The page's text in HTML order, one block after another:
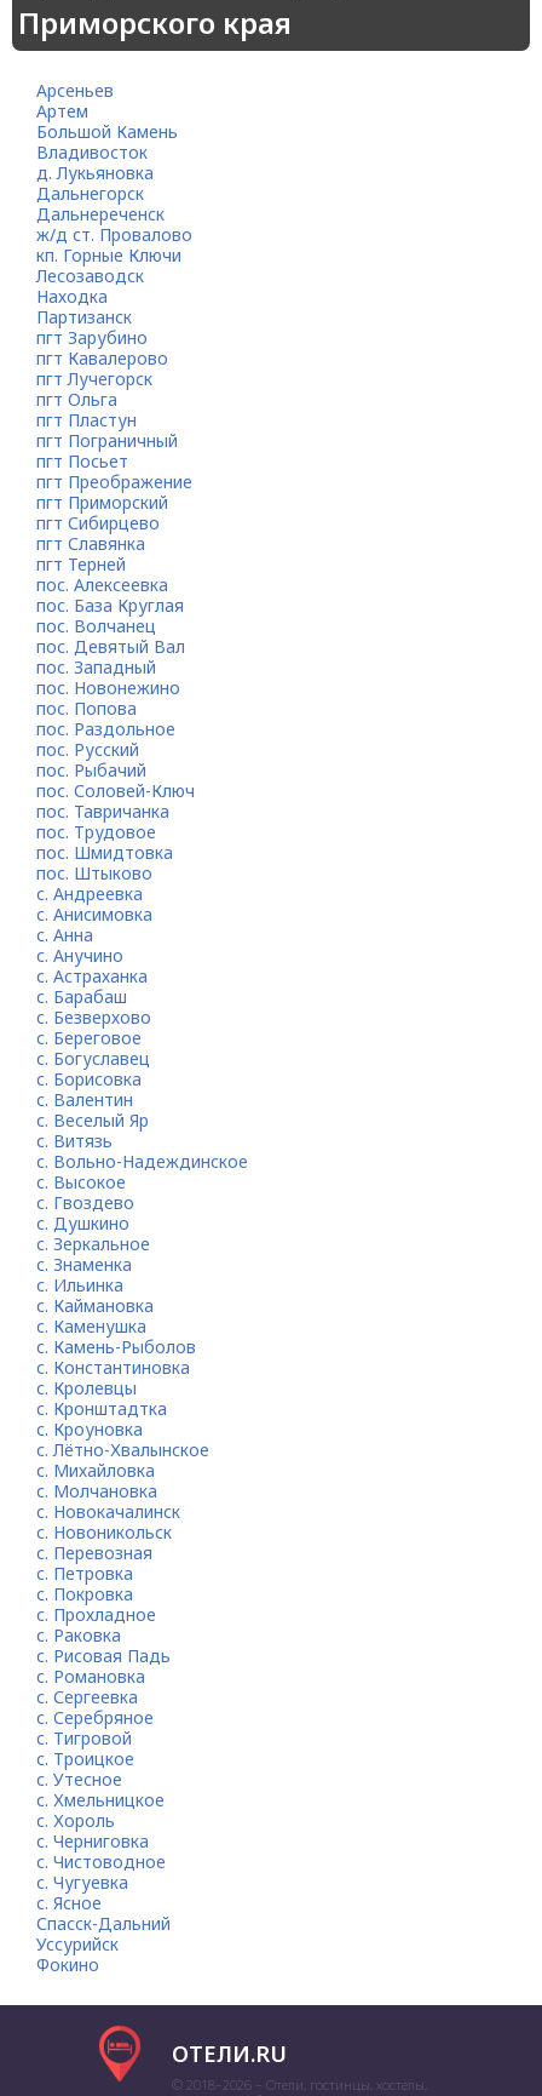
Приморского края
Арсеньев
Артем
Большой Камень
Владивосток
д. Лукьяновка
Дальнегорск
Дальнереченск
ж/д ст. Провалово
кп. Горные Ключи
Лесозаводск
Находка
Партизанск
пгт Зарубино
пгт Кавалерово
пгт Лучегорск
пгт Ольга
пгт Пластун
пгт Пограничный
пгт Посьет
пгт Преображение
пгт Приморский
пгт Сибирцево
пгт Славянка
пгт Терней
пос. Алексеевка
пос. База Круглая
пос. Волчанец
пос. Девятый Вал
пос. Западный
пос. Новонежино
пос. Попова
пос. Раздольное
пос. Русский
пос. Рыбачий
пос. Соловей-Ключ
пос. Тавричанка
пос. Трудовое
пос. Шмидтовка
пос. Штыково
с. Андреевка
с. Анисимовка
с. Анна
с. Анучино
с. Астраханка
с. Барабаш
с. Безверхово
с. Береговое
с. Богуславец
с. Борисовка
с. Валентин
с. Веселый Яр
с. Витязь
с. Вольно-Надеждинское
с. Высокое
с. Гвоздево
с. Душкино
с. Зеркальное
с. Знаменка
с. Ильинка
с. Каймановка
с. Каменушка
с. Камень-Рыболов
с. Константиновка
с. Кролевцы
с. Кронштадтка
с. Кроуновка
с. Лётно-Хвалынское
с. Михайловка
с. Молчановка
с. Новокачалинск
с. Новоникольск
с. Перевозная
с. Петровка
с. Покровка
с. Прохладное
с. Раковка
с. Рисовая Падь
с. Романовка
с. Сергеевка
с. Серебряное
с. Тигровой
с. Троицкое
с. Утесное
с. Хмельницкое
с. Хороль
с. Черниговка
с. Чистоводное
с. Чугуевка
с. Ясное
Спасск-Дальний
Уссурийск
Фокино
ОТЕЛИ.RU
© 2018–2026 – Отели, гостинцы, хостелы,